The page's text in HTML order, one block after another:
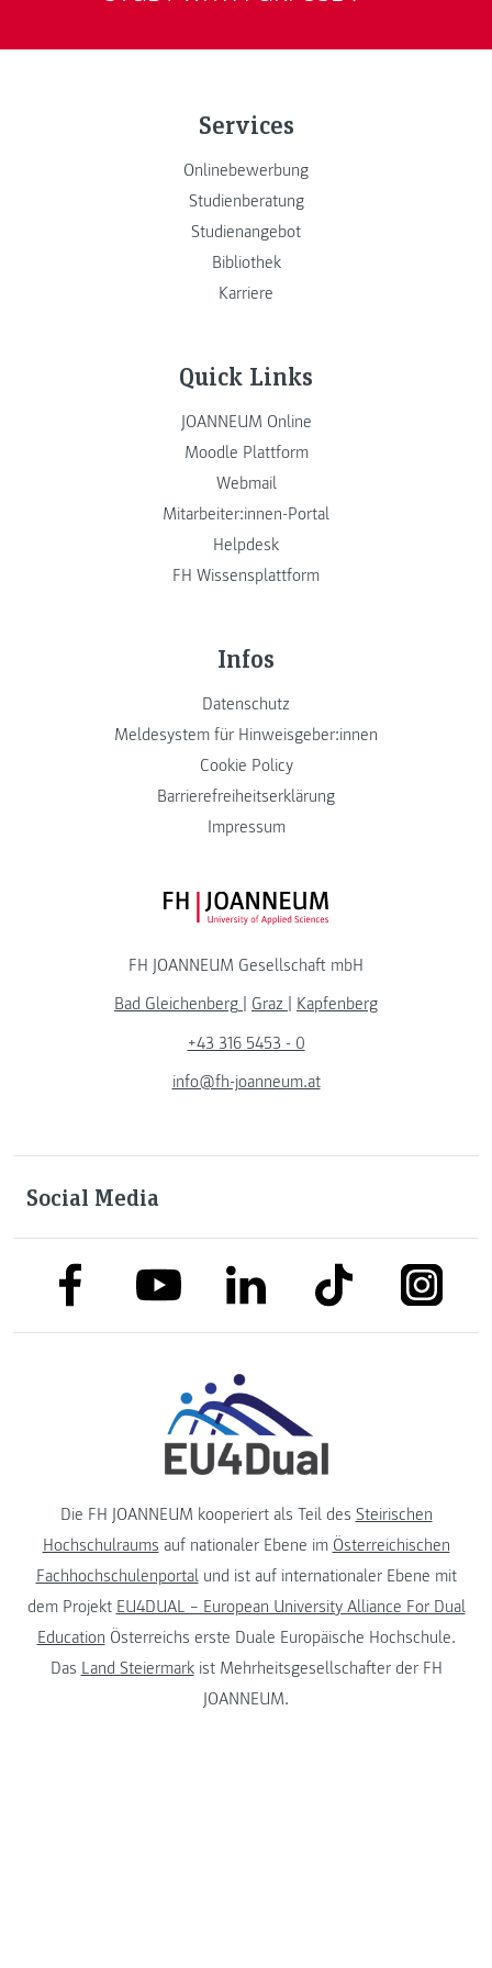
Services
Onlinebewerbung
Studienberatung
Studienangebot
Bibliothek
Karriere
Quick Links
JOANNEUM Online
Moodle Plattform
Webmail
Mitarbeiter:innen-Portal
Helpdesk
FH Wissensplattform
Infos
Datenschutz
Meldesystem für Hinweisgeber:innen
Cookie Policy
Barrierefreiheitserklärung
Impressum
FH JOANNEUM Logo
FH JOANNEUM Gesellschaft mbH
Bad Gleichenberg
Graz
Kapfenberg
+43 316 5453 - 0
info@fh-joanneum.at
Social Media
link to facebooklink to youtubelink to linkedinlink to tiktok
Die FH JOANNEUM kooperiert als Teil des Steirischen
Hochschulraums auf nationaler Ebene im Österreichischen
Fachhochschulenportalund ist auf internationaler Ebene mit
dem Projekt EU4DUAL – European University Alliance For Dual
Education Österreichs erste Duale Europäische Hochschule.
Das Land Steiermarkist Mehrheitsgesellschafter der FH
JOANNEUM.